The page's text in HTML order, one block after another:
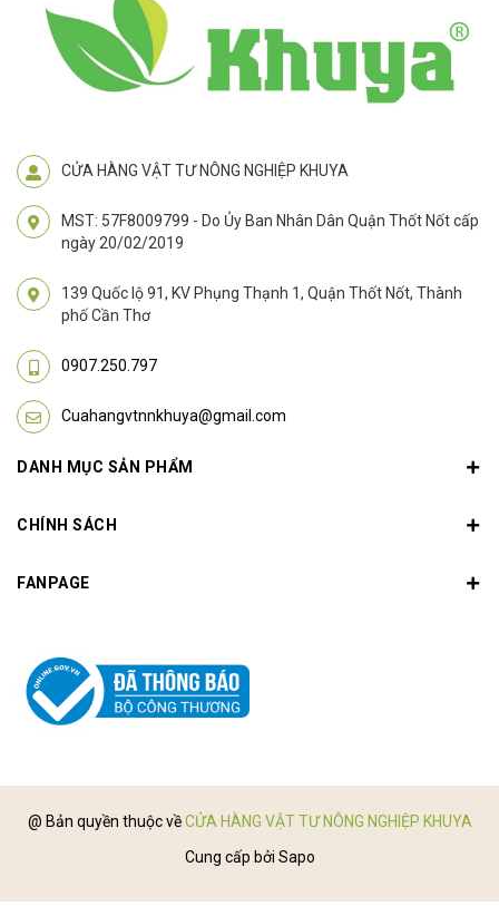
CỬA HÀNG VẬT TƯ NÔNG NGHIỆP KHUYA
MST: 57F8009799 - Do Ủy Ban Nhân Dân Quận Thốt Nốt cấp
ngày 20/02/2019
139 Quốc lộ 91, KV Phụng Thạnh 1, Quận Thốt Nốt, Thành
phố Cần Thơ
0907.250.797
Cuahangvtnnkhuya@gmail.com
DANH MỤC SẢN PHẨM
CHÍNH SÁCH
FANPAGE
@ Bản quyền thuộc vềCỬA HÀNG VẬT TƯ NÔNG NGHIỆP KHUYA
Cung cấp bởi Sapo